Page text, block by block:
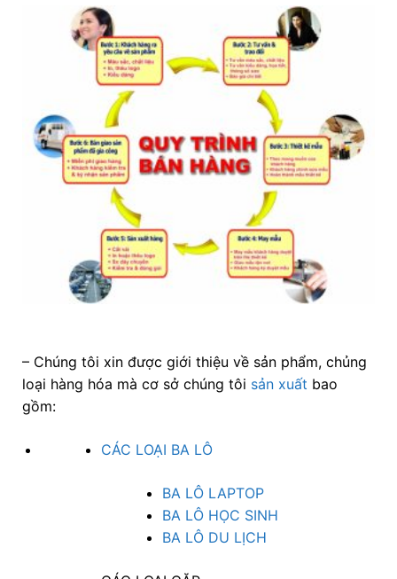
– Chúng tôi xin được giới thiệu về sản phẩm, chủng
loại hàng hóa mà cơ sở chúng tôi sản xuất bao
gồm:
CÁC LOẠI BA LÔ
BA LÔ LAPTOP
BA LÔ HỌC SINH
BA LÔ DU LỊCH